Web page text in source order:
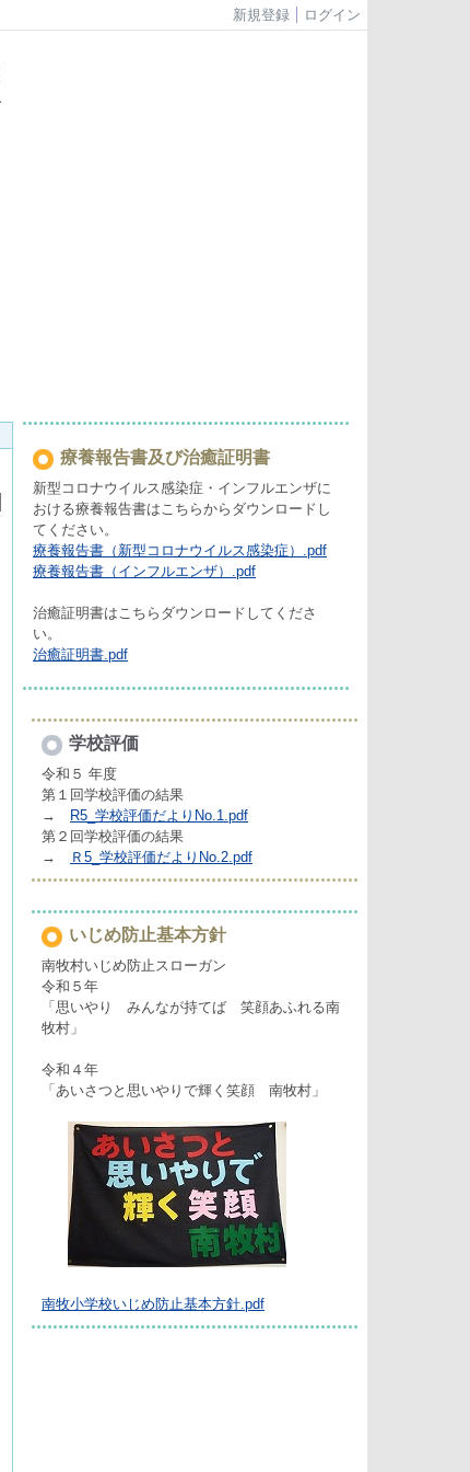
新規登録 ログイン
療養報告書及び治癒証明書
新型コロナウイルス感染症・インフルエンザに
おける療養報告書はこちらからダウンロードし
てください。
療養報告書（新型コロナウイルス感染症）.pdf
療養報告書（インフルエンザ）.pdf
治癒証明書はこちらダウンロードしてくださ
い。
治癒証明書.pdf
学校評価
令和５ 年度
第１回学校評価の結果
→
R5_学校評価だよりNo.1.pdf
第２回学校評価の結果
→
Ｒ5_学校評価だよりNo.2.pdf
いじめ防止基本方針
南牧村いじめ防止スローガン
令和５年
「思いやり みんなが持てば 笑顔あふれる南
牧村」
令和４年
「あいさつと思いやりで輝く笑顔 南牧村」
南牧小学校いじめ防止基本方針.pdf